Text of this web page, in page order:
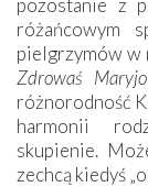
różańcowym
pielgrzymów w
Zdrowaś Maryjo
różnorodność
harmonii
skupienie.
zechcą kiedyś